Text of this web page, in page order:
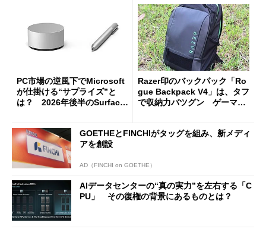
PC市場の逆風下でMicrosoft
が仕掛ける“サプライズ”と
は？ 2026年後半のSurface
Razer印のバックパック「Ro
gue Backpack V4」は、タフ
で収納力バツグン ゲーマー
GOETHEとFINCHIがタッグを組み、新メディ
アを創設
AD（FINCHI on GOETHE）
AIデータセンターの“真の実力”を左右する「C
PU」 その復権の背景にあるものとは？